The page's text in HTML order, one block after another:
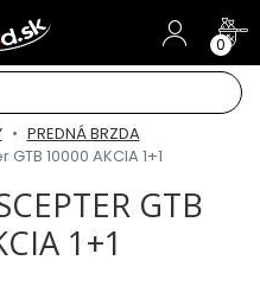
0
PREDNÁ BRZDA
10000 AKCIA 1+1
GTB
1+1